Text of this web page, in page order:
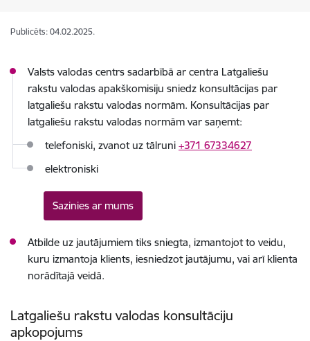
Publicēts: 04.02.2025.
Valsts valodas centrs sadarbībā ar centra Latgaliešu
rakstu valodas apakškomisiju sniedz konsultācijas par
latgaliešu rakstu valodas normām. Konsultācijas par
latgaliešu rakstu valodas normām var saņemt:
telefoniski, zvanot uz tālruni +371 67334627
elektroniski
Sazinies ar mums
Atbilde uz jautājumiem tiks sniegta, izmantojot to veidu,
kuru izmantoja klients, iesniedzot jautājumu, vai arī klienta
norādītajā veidā.
Latgaliešu rakstu valodas konsultāciju
apkopojums